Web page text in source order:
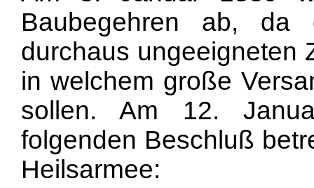
Baubegehren ab, da
durchaus ungeeigneten
in welchem große
sollen. Am 12.
folgenden Beschluß
Heilsarmee: